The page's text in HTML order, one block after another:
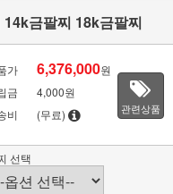
금팔찌 18k금팔찌
가 6,376,000원
금
4,000원
비
(무료) 관련상품
선택